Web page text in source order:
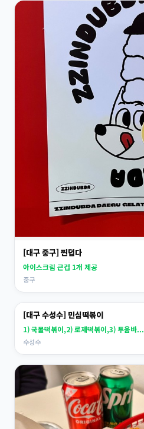
[대구 중구] 찐덥다
아이스크림 큰컵 1개 제공
중구
[대구 수성수] 민심떡볶이
1) 국물떡볶이,2) 로제떡볶이,3) 투움바...
수성수